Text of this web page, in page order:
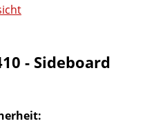
- Sideboard